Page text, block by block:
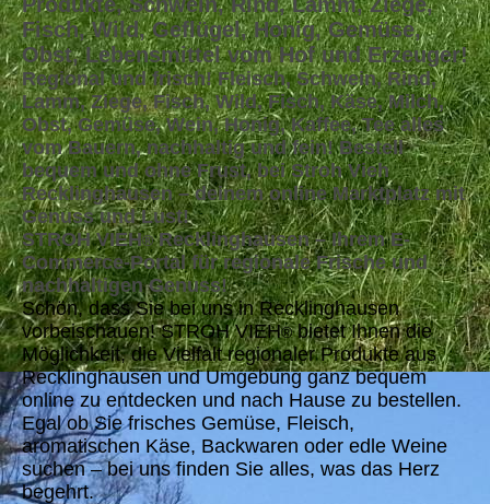
Fisch, Wild, Geflügel, Honig, Gemüse,
Obst, Lebensmittel vom Hof und Erzeuger!
Regional und frisch! Fleisch, Schwein, Rind,
Lamm, Ziege, Fisch, Wild, Fisch, Käse, Milch,
Obst, Gemüse, Wein, Honig, Kaffee, Tee alles
vom Bauern, nachhaltig und fein! Bestell
bequem und ohne Frust, bei Stroh Vieh
Recklinghausen – deinem online Marktplatz mit
Genuss und Lust!
STROH VIEH®Recklinghausen – Ihrem E-
Commerce-Portal für regionale Frische und
nachhaltigen Genuss!
Schön, dass Sie bei uns in Recklinghausen
vorbeischauen! STROH VIEH®bietet Ihnen die
Möglichkeit, die Vielfalt regionaler Produkte aus
Recklinghausen und Umgebung ganz bequem
online zu entdecken und nach Hause zu bestellen.
Egal ob Sie frisches Gemüse, Fleisch,
aromatischen Käse, Backwaren oder edle Weine
suchen – bei uns finden Sie alles, was das Herz
begehrt.